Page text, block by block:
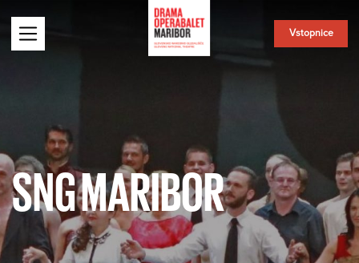
Vstopnice
SNG MARIBOR